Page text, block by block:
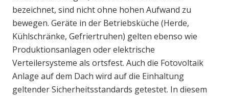
bezeichnet, sind nicht ohne hohen Aufwand zu
bewegen. Geräte in der Betriebsküche (Herde,
Kühlschränke, Gefriertruhen) gelten ebenso wie
Produktionsanlagen oder elektrische
Verteilersysteme als ortsfest. Auch die Fotovoltaik
Anlage auf dem Dach wird auf die Einhaltung
geltender Sicherheitsstandards getestet. In diesem